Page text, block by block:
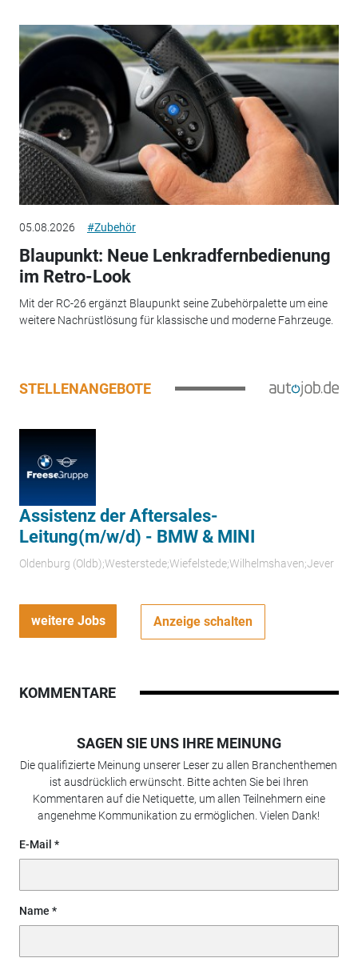
05.08.2026 #Zubehör
Blaupunkt: Neue Lenkradfernbedienung
im Retro-Look
Mit der RC-26 ergänzt Blaupunkt seine Zubehörpalette um eine
weitere Nachrüstlösung für klassische und moderne Fahrzeuge.
STELLENANGEBOTE
Assistenz der Aftersales-
Leitung(m/w/d) - BMW & MINI
Oldenburg (Oldb);Westerstede;Wiefelstede;Wilhelmshaven;Jever
weitere Jobs Anzeige schalten
KOMMENTARE
SAGEN SIE UNS IHRE MEINUNG
Die qualifizierte Meinung unserer Leser zu allen Branchenthemen
ist ausdrücklich erwünscht. Bitte achten Sie bei Ihren
Kommentaren auf die Netiquette, um allen Teilnehmern eine
angenehme Kommunikation zu ermöglichen. Vielen Dank!
E-Mail
Name